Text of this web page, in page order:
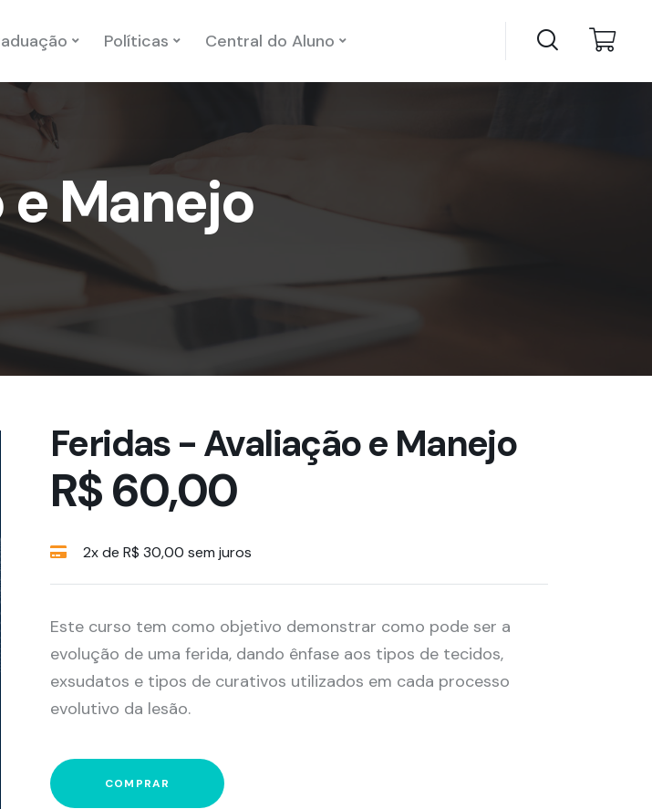
Políticas Central do Aluno
Manejo
Feridas - Avaliação e Manejo
R$ 60,00
2x de R$ 30,00 sem juros
Este curso tem como objetivo demonstrar como pode ser a
evolução de uma ferida, dando ênfase aos tipos de tecidos,
exsudatos e tipos de curativos utilizados em cada processo
evolutivo da lesão.
COMPRAR